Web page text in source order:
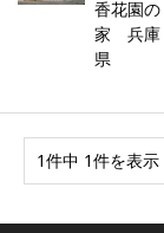
香花園の
家 兵庫
県
1件中 1件を表示